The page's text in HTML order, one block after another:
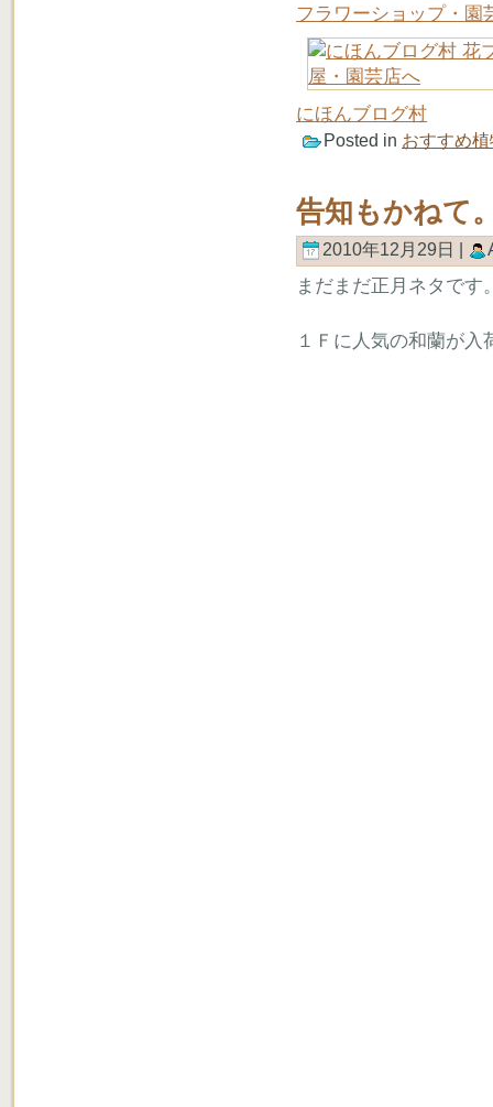
フラワーショップ・園
にほんブログ村
Posted in おすすめ植
告知もかねて
2010年12月29日 |
まだまだ正月ネタです
１Ｆに人気の和蘭が入